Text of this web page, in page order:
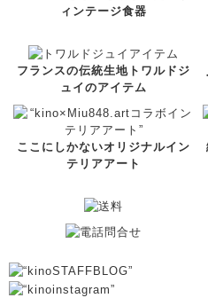
ィンテージ食器
フランスの伝統生地トワルドジ
ュイのアイテム
ここにしかないオリジナルイン
テリアアート